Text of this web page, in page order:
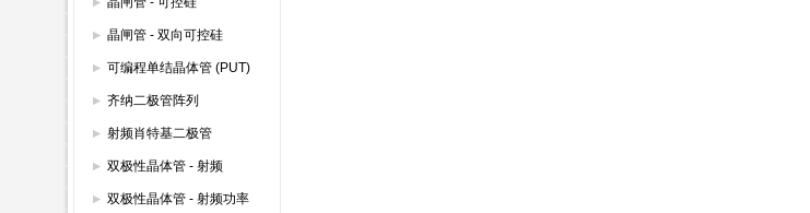
晶闸管 - 双向可控硅
(TRIAC)
可编程单结晶体管 (PUT)
齐纳二极管阵列
射频肖特基二极管
双极性晶体管 - 射频
双极性晶体管 - 射频功率